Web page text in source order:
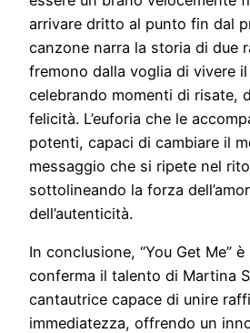
arrivare dritto al punto fin dal
canzone narra la storia di due
fremono dalla voglia di vivere
celebrando momenti di risate,
felicità. L’euforia che le
potenti, capaci di cambiare il
messaggio che si ripete nel
sottolineando la forza
dell’autenticità.
In conclusione, “You Get Me”
conferma il talento di Martina
cantautrice capace di unire
immediatezza, offrendo un